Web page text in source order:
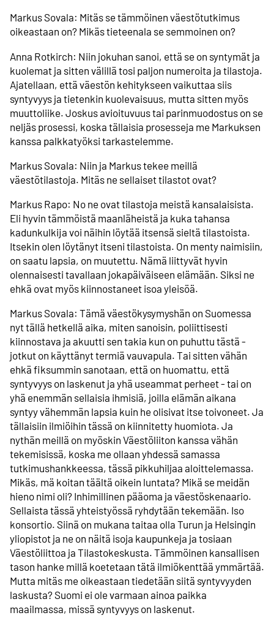
Markus Sovala: Mitäs se tämmöinen väestötutkimus
oikeastaan on? Mikäs tieteenala se semmoinen on?
Anna Rotkirch: Niin jokuhan sanoi, että se on syntymät ja
kuolemat ja sitten välillä tosi paljon numeroita ja tilastoja.
Ajatellaan, että väestön kehitykseen vaikuttaa siis
syntyvyys ja tietenkin kuolevaisuus, mutta sitten myös
muuttoliike. Joskus avioituvuus tai parinmuodostus on se
neljäs prosessi, koska tällaisia prosesseja me Markuksen
kanssa palkkatyöksi tarkastelemme.
Markus Sovala: Niin ja Markus tekee meillä
väestötilastoja. Mitäs ne sellaiset tilastot ovat?
Markus Rapo: No ne ovat tilastoja meistä kansalaisista.
Eli hyvin tämmöistä maanläheistä ja kuka tahansa
kadunkulkija voi näihin löytää itsensä sieltä tilastoista.
Itsekin olen löytänyt itseni tilastoista. On menty naimisiin,
on saatu lapsia, on muutettu. Nämä liittyvät hyvin
olennaisesti tavallaan jokapäiväiseen elämään. Siksi ne
ehkä ovat myös kiinnostaneet isoa yleisöä.
Markus Sovala: Tämä väestökysymyshän on Suomessa
nyt tällä hetkellä aika, miten sanoisin, poliittisesti
kiinnostava ja akuutti sen takia kun on puhuttu tästä -
jotkut on käyttänyt termiä vauvapula. Tai sitten vähän
ehkä fiksummin sanotaan, että on huomattu, että
syntyvyys on laskenut ja yhä useammat perheet - tai on
yhä enemmän sellaisia ihmisiä, joilla elämän aikana
syntyy vähemmän lapsia kuin he olisivat itse toivoneet. Ja
tällaisiin ilmiöihin tässä on kiinnitetty huomiota. Ja
nythän meillä on myöskin Väestöliiton kanssa vähän
tekemisissä, koska me ollaan yhdessä samassa
tutkimushankkeessa, tässä pikkuhiljaa aloittelemassa.
Mikäs, mä koitan täältä oikein luntata? Mikä se meidän
hieno nimi oli? Inhimillinen pääoma ja väestöskenaario.
Sellaista tässä yhteistyössä ryhdytään tekemään. Iso
konsortio. Siinä on mukana taitaa olla Turun ja Helsingin
yliopistot ja ne on näitä isoja kaupunkeja ja tosiaan
Väestöliittoa ja Tilastokeskusta. Tämmöinen kansallisen
tason hanke millä koetetaan tätä ilmiökenttää ymmärtää.
Mutta mitäs me oikeastaan tiedetään siitä syntyvyyden
laskusta? Suomi ei ole varmaan ainoa paikka
maailmassa, missä syntyvyys on laskenut.